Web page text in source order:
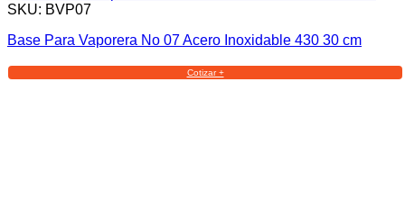
SKU: BVP07
Base Para Vaporera No 07 Acero Inoxidable 430 30 cm
Cotizar +